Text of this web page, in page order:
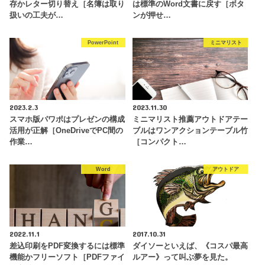
存かレター切り替え［名簿は取り
扱いの工夫が…
は標準のWord文書に戻す［ボタ
ンが押せ…
PowerPoint
2023.2.3
スマホ版パワポはプレゼンの構成
活用が正解［OneDriveでPC間の
作業…
ミニマリスト
2023.11.30
ミニマリスト推薦アウトドアテー
ブルはワンアクションテーブル竹
［コンパクト…
Word
2022.11.1
差込印刷をPDF変換するには標準
機能かフリーソフト［PDFファイ
アウトドア
2017.10.31
ダイソーといえば、《コスパ最高
ルアー》って叫ぶ夢を見た。